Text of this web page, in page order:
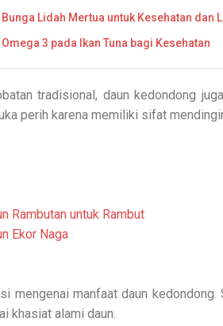
Lidah Mertua untuk Kesehatan dan
3 pada Ikan Tuna bagi Kesehatan
tradisional, daun kedondong
perih karena memiliki sifat
Rambutan untuk Rambut
Ekor Naga
mengenai manfaat daun
khasiat alami daun.